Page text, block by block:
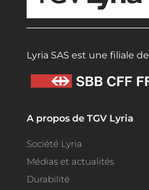
Lyria SAS est une filiale de
A propos de TGV Lyria
Société Lyria
Médias et actualités
Durabilité